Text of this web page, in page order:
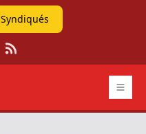
Syndiqués
RSS